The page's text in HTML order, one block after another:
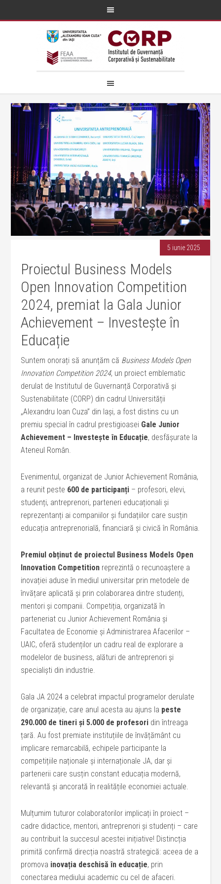
5 iunie 2025
Proiectul Business Models
Open Innovation Competition
2024, premiat la Gala Junior
Achievement – Investește în
Educație
Suntem onorați să anunțăm că Business Models Open
Innovation Competition 2024, un proiect emblematic
derulat de Institutul de Guvernanță Corporativă și
Sustenabilitate (CORP) din cadrul Universității
„Alexandru Ioan Cuza” din Iași, a fost distins cu un
premiu special în cadrul prestigioasei Gale Junior
Achievement – Investește în Educație, desfășurate la
Ateneul Român.
Evenimentul, organizat de Junior Achievement România,
a reunit peste 600 de participanți – profesori, elevi,
studenți, antreprenori, parteneri educaționali și
reprezentanți ai companiilor și fundațiilor care susțin
educația antreprenorială, financiară și civică în România.
Premiul obținut de proiectul Business Models Open
Innovation Competition reprezintă o recunoaștere a
inovației aduse în mediul universitar prin metodele de
învățare aplicată și prin colaborarea dintre studenți,
mentori și companii. Competiția, organizată în
parteneriat cu Junior Achievement România și
Facultatea de Economie și Administrarea Afacerilor –
UAIC, oferă studenților un cadru real de explorare a
modelelor de business, alături de antreprenori și
specialiști din industrie.
Gala JA 2024 a celebrat impactul programelor derulate
de organizație, care anul acesta au ajuns la peste
290.000 de tineri și 5.000 de profesori din întreaga
țară. Au fost premiate instituțiile de învățământ cu
implicare remarcabilă, echipele participante la
competițiile naționale și internaționale JA, dar și
partenerii care susțin constant educația modernă,
relevantă și ancorată în realitățile economiei actuale.
Mulțumim tuturor colaboratorilor implicați în proiect –
cadre didactice, mentori, antreprenori și studenți – care
au contribuit la succesul acestei inițiative! Distincția
primită confirmă direcția noastră strategică: aceea de a
promova inovația deschisă în educație, prin
conectarea mediului academic cu cel de afaceri.